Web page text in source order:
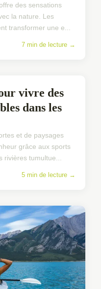
des sensations
la nature. Les
transformer une e...
7 min de lecture →
vivre des
dans les
et de paysages
grâce aux sports
tumultue...
5 min de lecture →